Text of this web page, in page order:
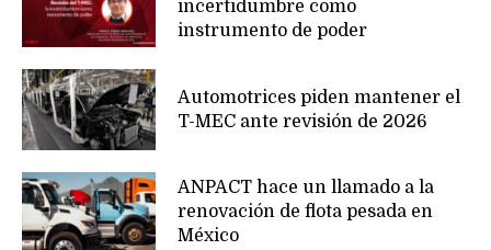
incertidumbre como
instrumento de poder
Automotrices piden mantener el
T-MEC ante revisión de 2026
ANPACT hace un llamado a la
renovación de flota pesada en
México